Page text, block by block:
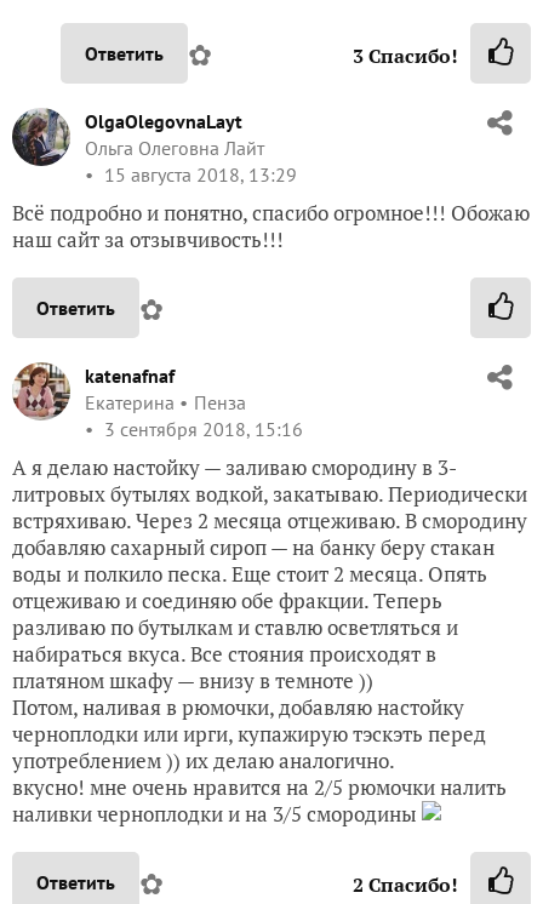
Ответить ✿ 3Спасибо!
OlgaOlegovnaLayt
Ольга Олеговна Лайт
15 августа 2018, 13:29
Всё подробно и понятно, спасибо огромное!!! Обожаю
наш сайт за отзывчивость!!!
Ответить ✿
katenafnaf
Екатерина
Пенза
3 сентября 2018, 15:16
А я делаю настойку — заливаю смородину в 3-
литровых бутылях водкой, закатываю. Периодически
встряхиваю. Через 2 месяца отцеживаю. В смородину
добавляю сахарный сироп — на банку беру стакан
воды и полкило песка. Еще стоит 2 месяца. Опять
отцеживаю и соединяю обе фракции. Теперь
разливаю по бутылкам и ставлю осветляться и
набираться вкуса. Все стояния происходят в
платяном шкафу — внизу в темноте ))
Потом, наливая в рюмочки, добавляю настойку
черноплодки или ирги, купажирую тэскэть перед
употреблением )) их делаю аналогично.
вкусно! мне очень нравится на 2/5 рюмочки налить
наливки черноплодки и на 3/5 смородины
Ответить ✿ 2 Спасибо!